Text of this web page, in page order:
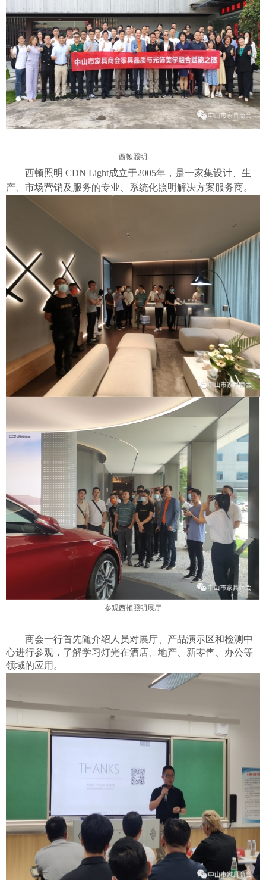
西顿照明
西顿照明 CDN Light成立于2005年，是一家集设计、生
产、市场营销及服务的专业、系统化照明解决方案服务商。
参观西顿照明展厅
商会一行首先随介绍人员对展厅、产品演示区和检测中
心进行参观，了解学习灯光在酒店、地产、新零售、办公等
领域的应用。